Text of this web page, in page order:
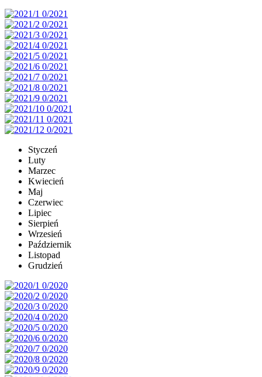
Styczeń
Luty
Marzec
Kwiecień
Maj
Czerwiec
Lipiec
Sierpień
Wrzesień
Październik
Listopad
Grudzień